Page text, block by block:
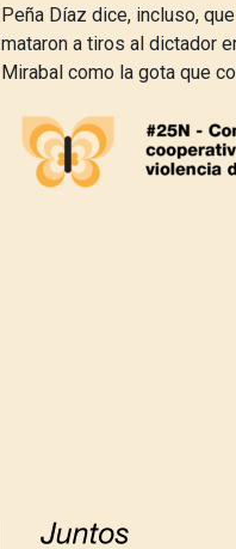
Peña Díaz dice, incluso,
mataron a tiros al dictador
Mirabal como la gota que